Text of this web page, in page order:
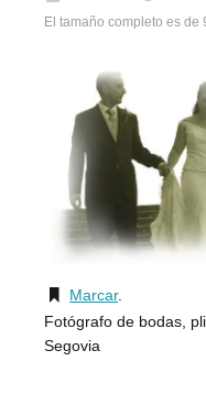
El tamaño completo es de
Marcar.
Fotógrafo de bodas,
Segovia